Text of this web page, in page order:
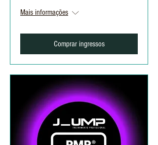
Mais informações
Comprar ingressos